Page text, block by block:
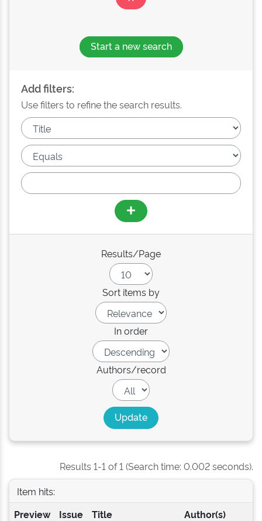
Start a new search
Add filters:
Use filters to refine the search results.
Results/Page
Sort items by
In order
Authors/record
Results 1-1 of 1 (Search time: 0.002 seconds).
Item hits:
Preview
Issue
Title Author(s)